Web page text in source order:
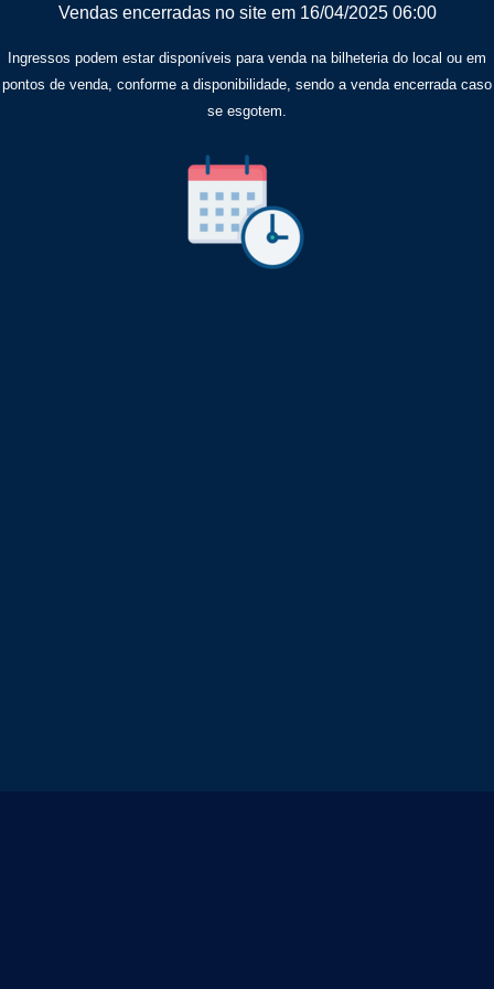
Vendas encerradas no site em 16/04/2025 06:00
Ingressos podem estar disponíveis para venda na bilheteria do local ou em
pontos de venda, conforme a disponibilidade, sendo a venda encerrada caso
se esgotem.